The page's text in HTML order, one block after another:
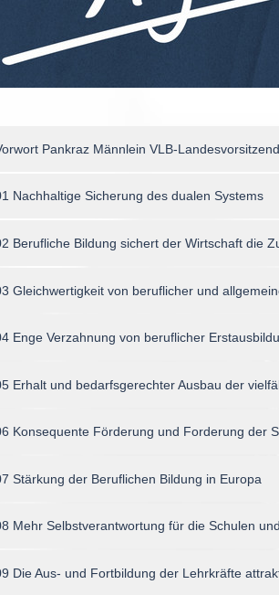
Pankraz Männlein VLB-
Nachhaltige Sicherung des dualen Systems
Berufliche Bildung sichert der Wirtschaft die
Gleichwertigkeit von beruflicher und
Enge Verzahnung von beruflicher
Erhalt und bedarfsgerechter Ausbau der
Konsequente Förderung und Forderung der
Stärkung der Beruflichen Bildung in Europa
Mehr Selbstverantwortung für die Schulen
Die Aus- und Fortbildung der Lehrkräfte